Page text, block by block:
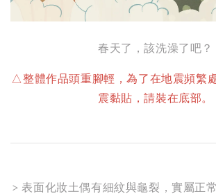
春天了，該洗澡了吧？
△整體作品頭重腳輕，為了在地震頻繁
震黏貼，請裝在底部。
> 表面化妝土偶有細紋與龜裂，實屬正